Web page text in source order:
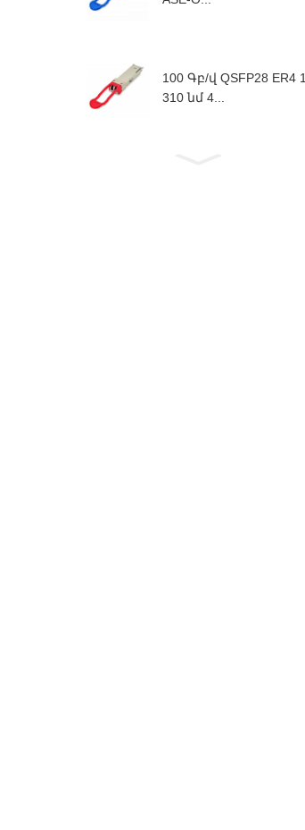
100 Գբ/վ QSFP28 ER4 1
310 նմ 4...